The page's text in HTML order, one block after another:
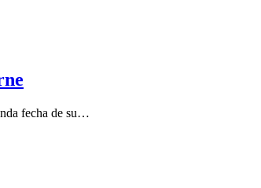
fecha de su…